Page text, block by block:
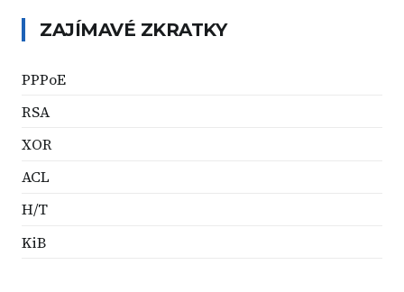
ZAJÍMAVÉ ZKRATKY
PPPoE
RSA
XOR
ACL
H/T
KiB